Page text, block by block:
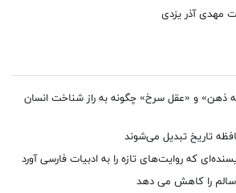
مهدی آذر یزدی
ذهن» و «عقل سرخ» چگونه به راز شناخت انسان
تاریخ تبدیل می‌شوند
که روایت‌های تازه را به ادبیات فارسی آورد
سالم را کاهش می دهد